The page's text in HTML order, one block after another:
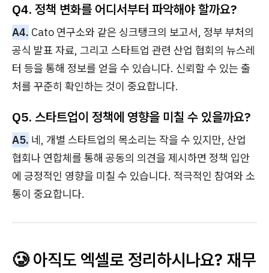
Q4. 정책 변화를 어디서부터 파악해야 할까요?
A4. Cato 연구소와 같은 싱크탱크의 보고서, 정부 부처의
공식 발표 자료, 그리고 스타트업 관련 산업 협회의 뉴스레
터 등을 통해 정보를 얻을 수 있습니다. 신뢰할 수 있는 출
처를 꾸준히 확인하는 것이 중요합니다.
Q5. 스타트업이 정책에 영향을 미칠 수 있을까요?
A5. 네, 개별 스타트업의 목소리는 작을 수 있지만, 산업
협회나 연합체를 통해 공동의 의견을 제시하면 정책 입안
에 긍정적인 영향을 미칠 수 있습니다. 적극적인 참여와 소
통이 중요합니다.
🥲 아직도 엑셀로 정리하시나요? 재무